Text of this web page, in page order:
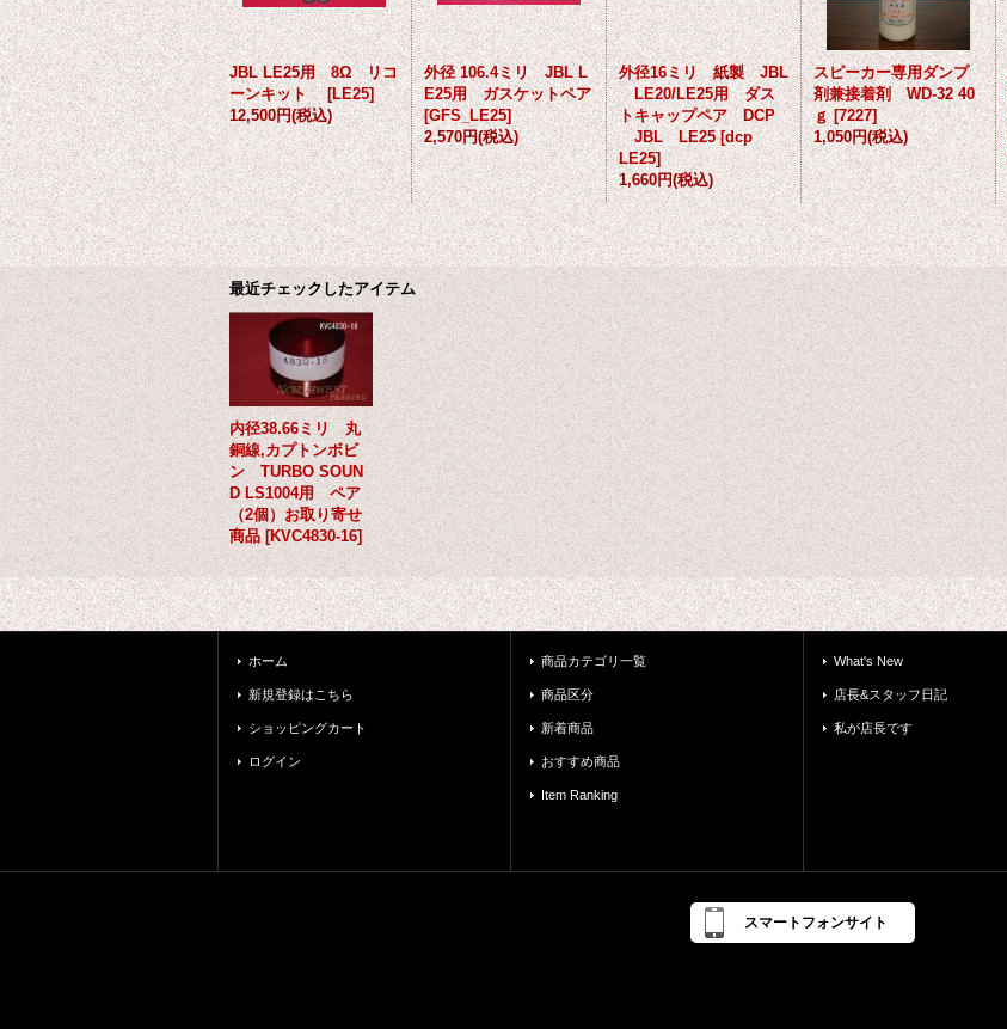
JBL LE25用 8Ω リコ
ーンキット [LE25]
12,500円(税込)
外径 106.4ミリ JBL L
E25用 ガスケットペア
[GFS_LE25]
2,570円(税込)
外径16ミリ 紙製 JBL
LE20/LE25用 ダス
トキャップペア DCP
JBL LE25 [dcp
LE25]
1,660円(税込)
スピーカー専用ダンプ
剤兼接着剤 WD-32 40
ｇ [7227]
1,050円(税込)
最近チェックしたアイテム
内径38.66ミリ 丸
銅線,カプトンボビ
ン TURBO SOUN
D LS1004用 ペア
（2個）お取り寄せ
商品 [KVC4830-16]
ホーム
新規登録はこちら
ショッピングカート
ログイン
商品カテゴリ一覧
商品区分
新着商品
おすすめ商品
Item Ranking
What's New
店長&スタッフ日記
私が店長です
スマートフォンサイト